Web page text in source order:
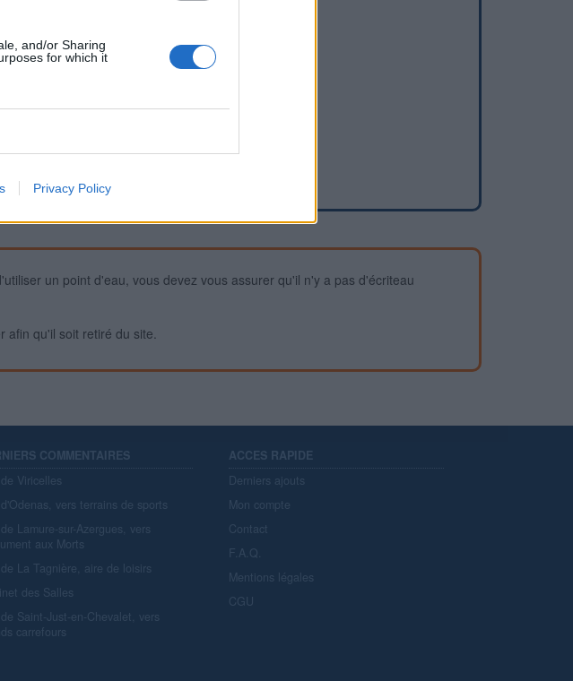
and/or Sharing
for which it
Privacy Policy
un point d'eau, vous devez vous assurer qu'il n'y a pas d'écriteau
afin qu'il soit retiré du site.
COMMENTAIRES
Viricelles
vers terrains de sports
Lamure-sur-Azergues, vers
aux Morts
La Tagnière, aire de loisirs
des Salles
Saint-Just-en-Chevalet, vers
carrefours
ACCES RAPIDE
Derniers ajouts
Mon compte
Contact
F.A.Q.
Mentions légales
CGU